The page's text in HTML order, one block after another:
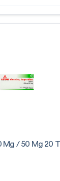
Mg / 50 Mg 20